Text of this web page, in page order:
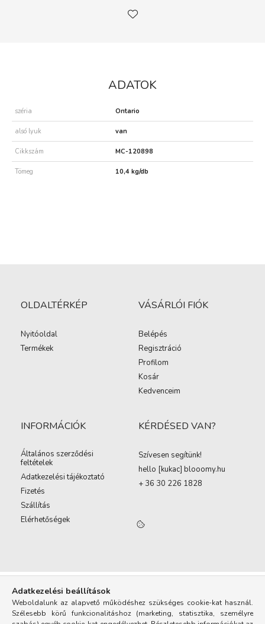
ADATOK
széria Ontario
alsó lyuk van
Cikkszám MC-120898
Tömeg 10,4 kg/db
OLDALTÉRKÉP
Nyitóoldal
Termékek
VÁSÁRLÓI FIÓK
Belépés
Regisztráció
Profilom
Kosár
Kedvenceim
INFORMÁCIÓK
Általános szerződési
feltételek
Adatkezelési tájékoztató
Fizetés
Szállítás
Elérhetőségek
KÉRDÉSED VAN?
Szívesen segítünk!
hello [kukac] blooomy.hu
+ 36 30 226 1828
Adatkezelési beállítások
Weboldalunk az alapvető működéshez szükséges cookie-kat használ.
Szélesebb körű funkcionalitáshoz (marketing, statisztika, személyre